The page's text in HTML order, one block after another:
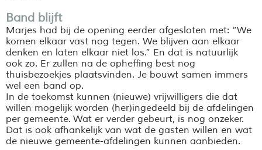
Band blijft
Marjes had bij de opening eerder afgesloten met: “We
komen elkaar vast nog tegen. We blijven aan elkaar
denken en laten elkaar niet los.” En dat is natuurlijk
ook zo. Er zullen na de opheffing best nog
thuisbezoekjes plaatsvinden. Je bouwt samen immers
wel een band op.
In de toekomst kunnen (nieuwe) vrijwilligers die dat
willen mogelijk worden (her)ingedeeld bij de afdelingen
per gemeente. Wat er verder gebeurt, is nog onzeker.
Dat is ook afhankelijk van wat de gasten willen en wat
de nieuwe gemeente-afdelingen kunnen aanbieden.